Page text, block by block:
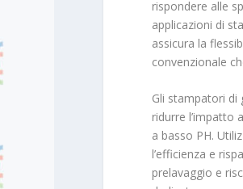
rispondere alle
applicazioni di
assicura la
convenzionale
Gli stampatori di
ridurre l’impatto
a basso PH.
l’efficienza e
prelavaggio e